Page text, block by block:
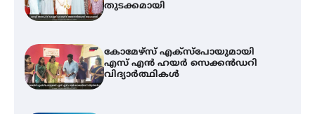
തുടക്കമായി
കോമേഴ്സ് എക്സ്പോയുമായി
എസ് എൻ ഹയർ സെക്കൻഡറി
വിദ്യാർത്ഥികൾ